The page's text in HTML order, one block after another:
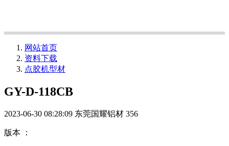
网站首页
资料下载
点胶机型材
GY-D-118CB
2023-06-30 08:28:09 东莞国耀铝材 356
版本 ：